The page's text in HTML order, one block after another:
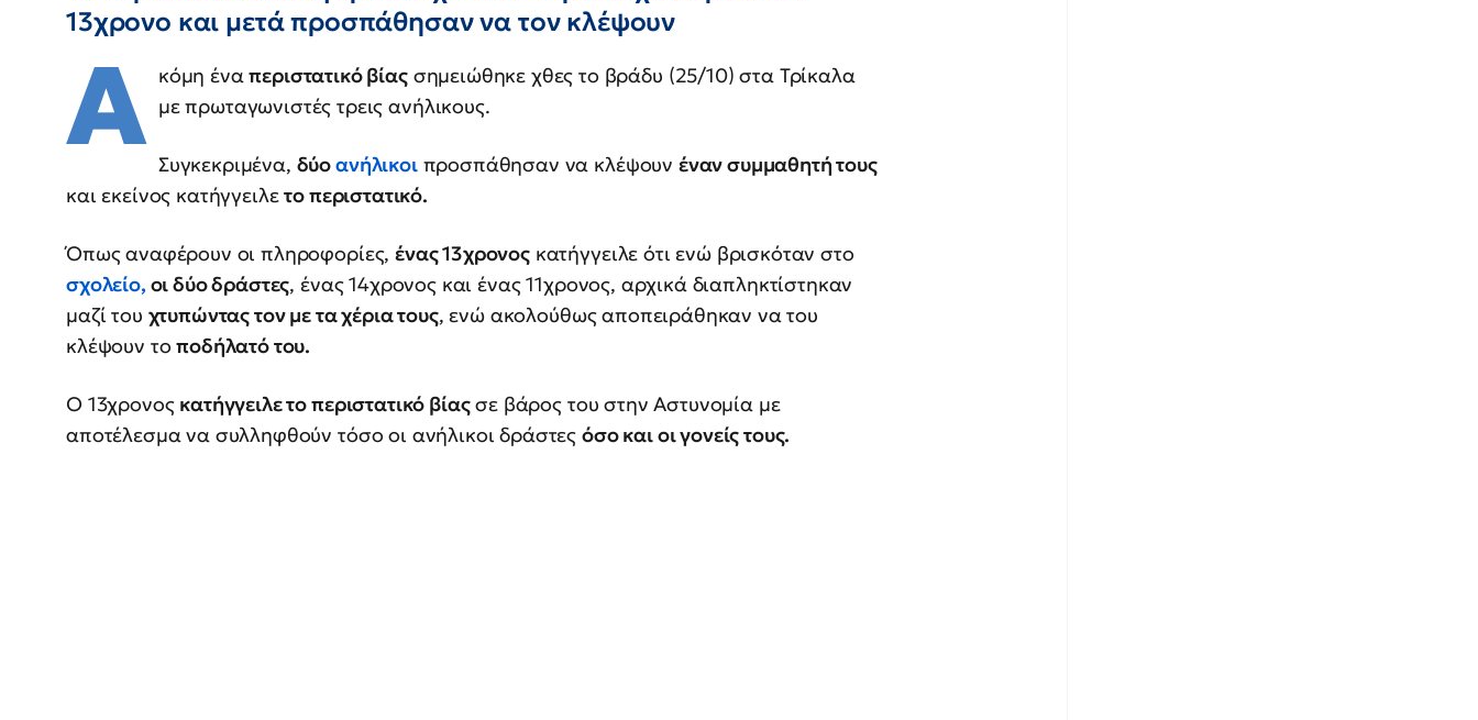
13χρονο και μετά προσπάθησαν να τον κλέψουν
Α κόμη έναπεριστατικό βίαςσημειώθηκε χθες το βράδυ (25/10) στα Τρίκαλα
με πρωταγωνιστές τρεις ανήλικους.
Συγκεκριμένα, δύοανήλικοιπροσπάθησαν να κλέψουν έναν συμμαθητή τους
και εκείνος κατήγγειλετο περιστατικό.
Όπως αναφέρουν οι πληροφορίες,ένας 13χρονοςκατήγγειλε ότι ενώ βρισκόταν στο
σχολείο, οι δύο δράστες, ένας 14χρονος και ένας 11χρονος, αρχικά διαπληκτίστηκαν
μαζί του χτυπώντας τον με τα χέρια τους, ενώ ακολούθως αποπειράθηκαν να του
κλέψουν τοποδήλατό του.
Ο 13χρονος κατήγγειλε το περιστατικό βίαςσε βάρος του στην Αστυνομία με
αποτέλεσμα να συλληφθούν τόσο οι ανήλικοι δράστες όσο και οι γονείς τους.